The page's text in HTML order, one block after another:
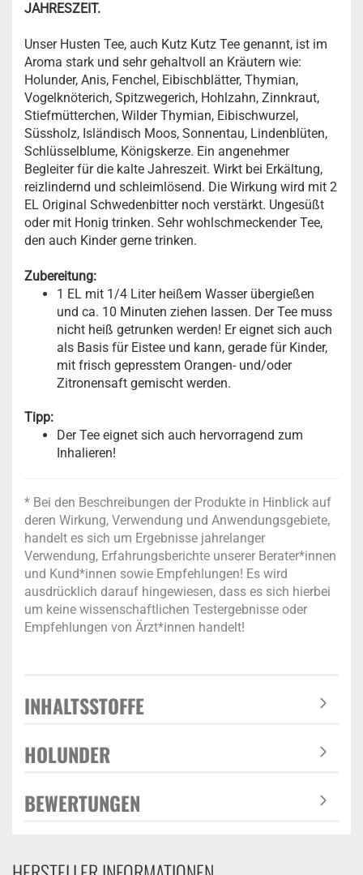
JAHRESZEIT.
Unser Husten Tee, auch Kutz Kutz Tee genannt, ist im
Aroma stark und sehr gehaltvoll an Kräutern wie:
Holunder, Anis, Fenchel, Eibischblätter, Thymian,
Vogelknöterich, Spitzwegerich, Hohlzahn, Zinnkraut,
Stiefmütterchen, Wilder Thymian, Eibischwurzel,
Süssholz, Isländisch Moos, Sonnentau, Lindenblüten,
Schlüsselblume, Königskerze. Ein angenehmer
Begleiter für die kalte Jahreszeit. Wirkt bei Erkältung,
reizlindernd und schleimlösend. Die Wirkung wird mit 2
EL Original Schwedenbitter noch verstärkt. Ungesüßt
oder mit Honig trinken. Sehr wohlschmeckender Tee,
den auch Kinder gerne trinken.
Zubereitung:
1 EL mit 1/4 Liter heißem Wasser übergießen
und ca. 10 Minuten ziehen lassen. Der Tee muss
nicht heiß getrunken werden! Er eignet sich auch
als Basis für Eistee und kann, gerade für Kinder,
mit frisch gepresstem Orangen- und/oder
Zitronensaft gemischt werden.
Tipp:
Der Tee eignet sich auch hervorragend zum
Inhalieren!
* Bei den Beschreibungen der Produkte in Hinblick auf
deren Wirkung, Verwendung und Anwendungsgebiete,
handelt es sich um Ergebnisse jahrelanger
Verwendung, Erfahrungsberichte unserer Berater*innen
und Kund*innen sowie Empfehlungen! Es wird
ausdrücklich darauf hingewiesen, dass es sich hierbei
um keine wissenschaftlichen Testergebnisse oder
Empfehlungen von Ärzt*innen handelt!
INHALTSSTOFFE
HOLUNDER
BEWERTUNGEN